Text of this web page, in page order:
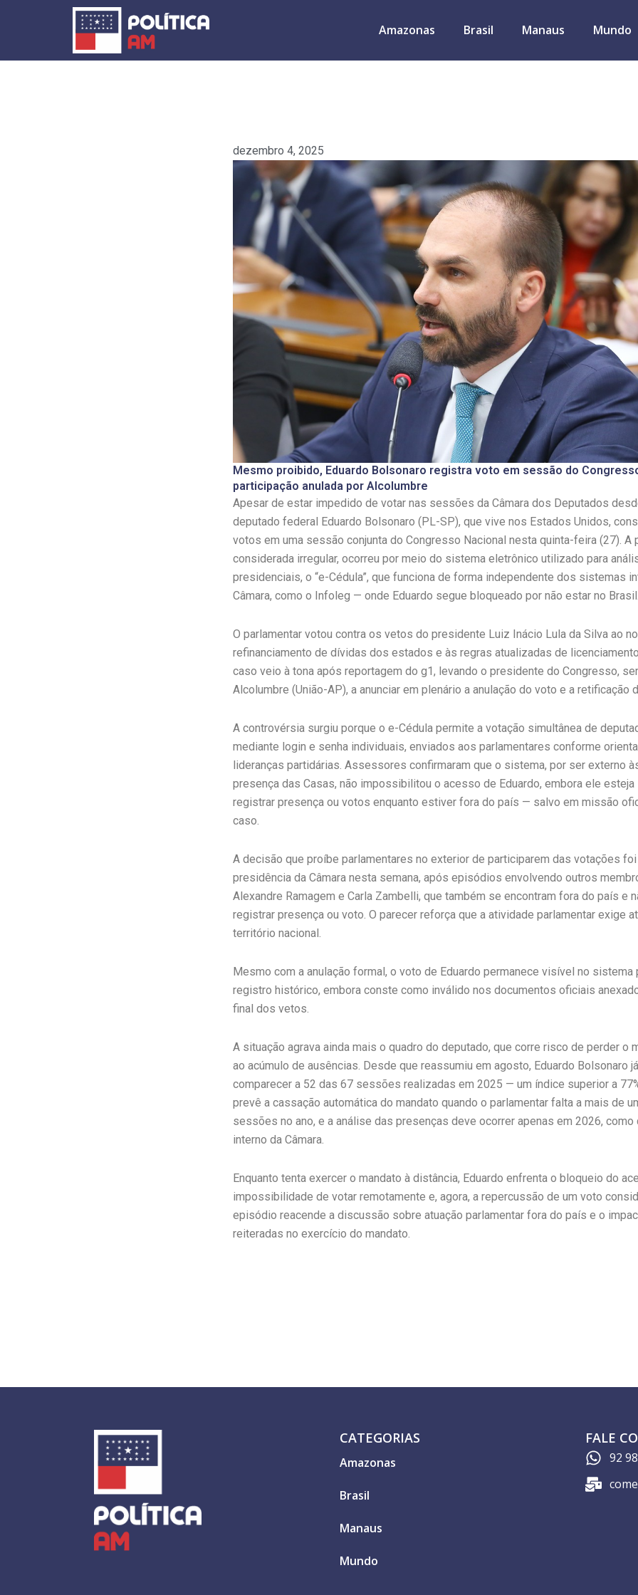
conteúdo
Amazonas Brasil Manaus Mundo
dezembro 4, 2025
Mesmo proibido, Eduardo Bolsonaro registra voto em sessão do
participação anulada por Alcolumbre
Apesar de estar impedido de votar nas sessões da Câmara dos Deputados
deputado federal Eduardo Bolsonaro (PL-SP), que vive nos Estados Unidos,
votos em uma sessão conjunta do Congresso Nacional nesta quinta-feira (27). A
considerada irregular, ocorreu por meio do sistema eletrônico utilizado para
presidenciais, o “e-Cédula”, que funciona de forma independente dos sistemas
Câmara, como o Infoleg — onde Eduardo segue bloqueado por não estar no Brasil.
O parlamentar votou contra os vetos do presidente Luiz Inácio Lula da Silva ao
refinanciamento de dívidas dos estados e às regras atualizadas de
caso veio à tona após reportagem do g1, levando o presidente do Congresso,
Alcolumbre (União-AP), a anunciar em plenário a anulação do voto e a retificação
A controvérsia surgiu porque o e-Cédula permite a votação simultânea de
mediante login e senha individuais, enviados aos parlamentares conforme
lideranças partidárias. Assessores confirmaram que o sistema, por ser externo
presença das Casas, não impossibilitou o acesso de Eduardo, embora ele
registrar presença ou votos enquanto estiver fora do país — salvo em missão
caso.
A decisão que proíbe parlamentares no exterior de participarem das votações
presidência da Câmara nesta semana, após episódios envolvendo outros
Alexandre Ramagem e Carla Zambelli, que também se encontram fora do país e
registrar presença ou voto. O parecer reforça que a atividade parlamentar exige
território nacional.
Mesmo com a anulação formal, o voto de Eduardo permanece visível no
registro histórico, embora conste como inválido nos documentos oficiais
final dos vetos.
A situação agrava ainda mais o quadro do deputado, que corre risco de perder o
ao acúmulo de ausências. Desde que reassumiu em agosto, Eduardo Bolsonaro
comparecer a 52 das 67 sessões realizadas em 2025 — um índice superior a
prevê a cassação automática do mandato quando o parlamentar falta a mais de
sessões no ano, e a análise das presenças deve ocorrer apenas em 2026, como
interno da Câmara.
Enquanto tenta exercer o mandato à distância, Eduardo enfrenta o bloqueio do
impossibilidade de votar remotamente e, agora, a repercussão de um voto
episódio reacende a discussão sobre atuação parlamentar fora do país e o
reiteradas no exercício do mandato.
CATEGORIAS
Amazonas
Brasil
Manaus
Mundo
FALE
92